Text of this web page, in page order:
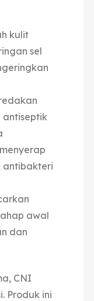
kulit
sel
antiseptik
antibakteri
awal
dan
CNI
Produk ini